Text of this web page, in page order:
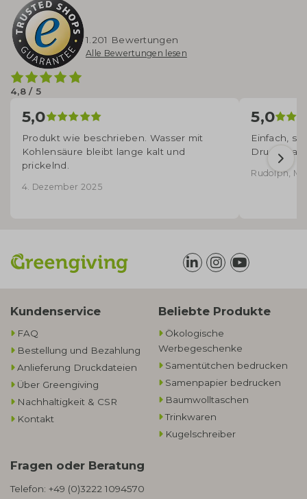
4,8 / 5
1.201 Bewertungen
Alle Bewertungen lesen
5,0
Produkt wie beschrieben. Wasser mit
Kohlensäure bleibt lange kalt und
prickelnd.
4. Dezember 2025
5,0
Einfach,
Rudolph,
Kundenservice
FAQ
Bestellung und Bezahlung
Anlieferung Druckdateien
Über Greengiving
Nachhaltigkeit & CSR
Kontakt
Beliebte Produkte
Ökologische
Werbegeschenke​
Samentütchen bedrucken
Samenpapier bedrucken
Baumwolltaschen​
Trinkwaren
Kugelschreiber
Fragen oder Beratung
Telefon: +49 (0)3222 1094570